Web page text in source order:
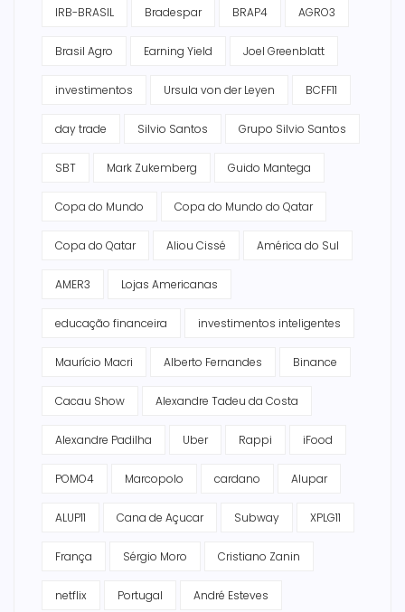
IRB-BRASIL Bradespar BRAP4 AGRO3
Brasil Agro Earning Yield Joel Greenblatt
investimentos Ursula von der Leyen BCFF11
day trade Silvio Santos Grupo Silvio Santos
SBT Mark Zukemberg Guido Mantega
Copa do Mundo Copa do Mundo do Qatar
Copa do Qatar Aliou Cissé América do Sul
AMER3 Lojas Americanas
educação financeira investimentos inteligentes
Maurício Macri Alberto Fernandes Binance
Cacau Show Alexandre Tadeu da Costa
Alexandre Padilha Uber Rappi iFood
POMO4 Marcopolo cardano Alupar
ALUP11 Cana de Açucar Subway XPLG11
França Sérgio Moro Cristiano Zanin
netflix Portugal André Esteves